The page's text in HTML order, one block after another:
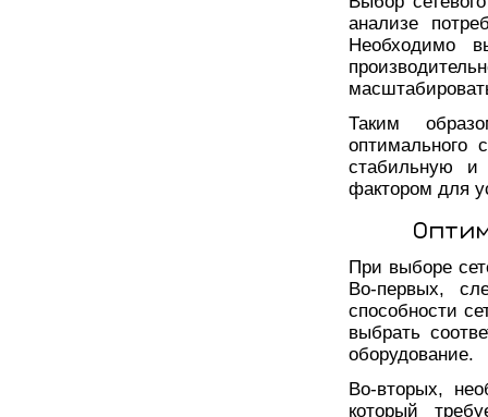
анализе
Необходимо
Таким
оптимального
стабильную и
фактором для
При выборе
Во-первых,
способности
выбрать
оборудование.
Во-вторых,
который